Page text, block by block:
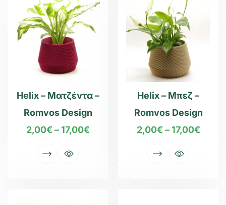
Helix – Ματζέντα –
Romvos Design
2,00€ – 17,00€
Helix – Μπεζ –
Romvos Design
2,00€ – 17,00€